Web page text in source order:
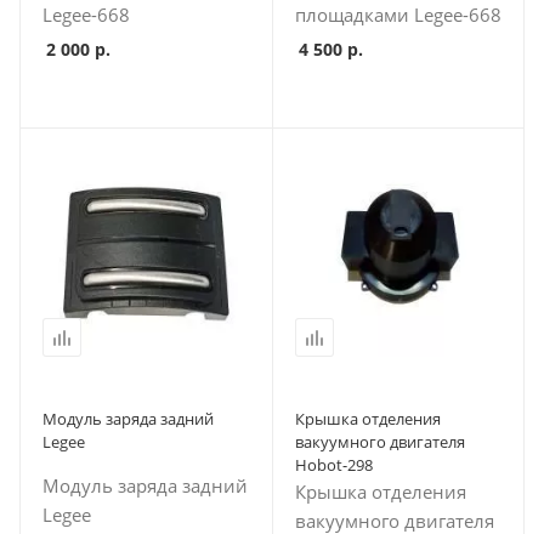
Legee-668
2 000 р.
площадками Legee-668
4 500р.
Модуль заряда задний
Legee
Модуль заряда задний
Legee
Крышка отделения
вакуумного двигателя
Hobot-298
Крышка отделения
вакуумного двигателя